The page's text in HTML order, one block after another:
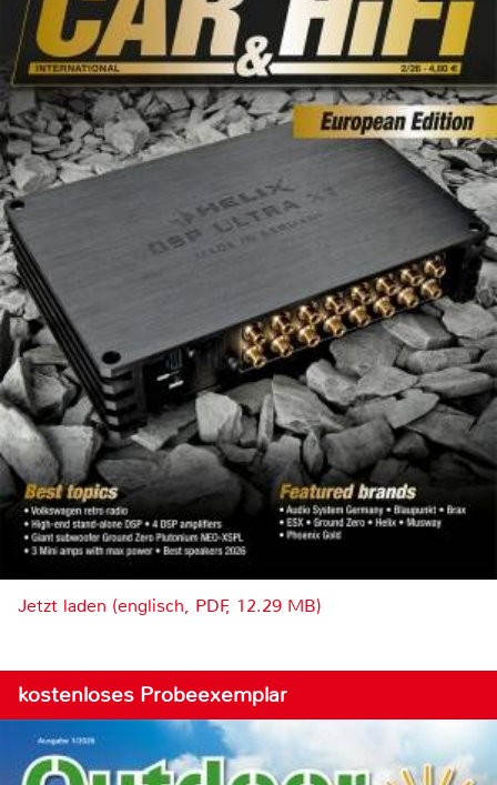
Jetzt laden (englisch, PDF, 12.29 MB)
kostenloses Probeexemplar